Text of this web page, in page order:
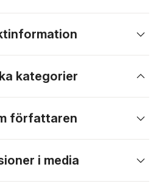
kategorier
författaren
i media